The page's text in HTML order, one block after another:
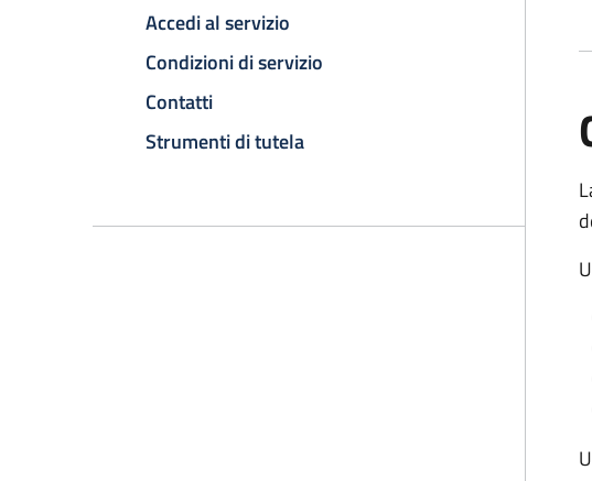
Accedi al servizio
Condizioni di servizio
Contatti
Strumenti di tutela